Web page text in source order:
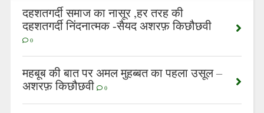
दहशतगर्दी समाज का नासूर ,हर तरह की
दहशतगर्दी निंदनात्मक -सैयद अशरफ़ किछौछवी
0
महबूब की बात पर अमल मुहब्बत का पहला उसूल –
अशरफ़ किछौछवी 0